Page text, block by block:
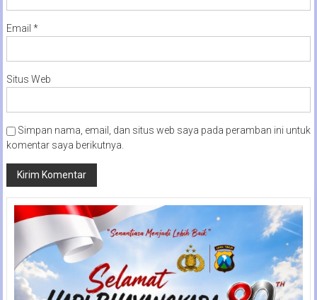
Email *
Situs Web
Simpan nama, email, dan situs web saya pada peramban ini untuk
komentar saya berikutnya.